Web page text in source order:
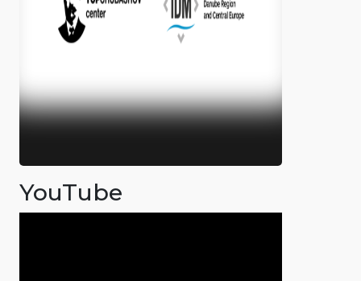
YouTube